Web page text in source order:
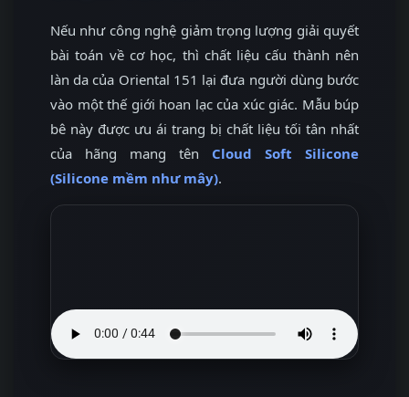
Nếu như công nghệ giảm trọng lượng giải quyết
bài toán về cơ học, thì chất liệu cấu thành nên
làn da của Oriental 151 lại đưa người dùng bước
vào một thế giới hoan lạc của xúc giác. Mẫu búp
bê này được ưu ái trang bị chất liệu tối tân nhất
của hãng mang tên Cloud Soft Silicone
(Silicone mềm như mây).